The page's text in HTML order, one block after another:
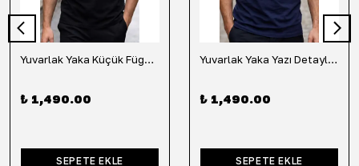
Yuvarlak Yaka Küçük Fügür Detaylı Tişört-Siyah
₺ 1,490.00
SEPETE EKLE
Yuvarlak Yaka Yazı Detaylı Tişört-Lacivert
₺ 1,490.00
SEPETE EKLE